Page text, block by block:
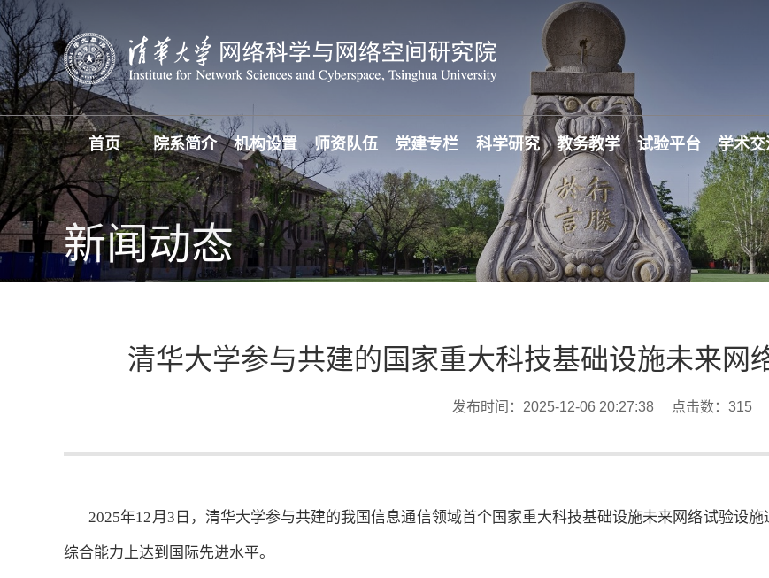
首页 院系简介 机构设置 师资队伍 党建专栏 科学研究 教务教学 试验平台 学术交
新闻动态
清华大学参与共建的国家重大科技基础设施未来网
发布时间：2025-12-06 20:27:38 点击数： 315
2025年12月3日，清华大学参与共建的我国信息通信领域首个国家重大科技基础设施未来网络试验设
综合能力上达到国际先进水平。